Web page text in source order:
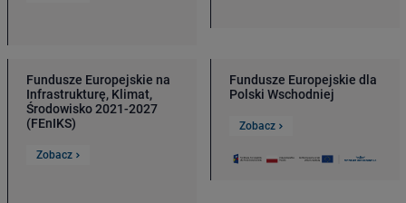
Fundusze Europejskie na
Infrastrukturę, Klimat,
Środowisko 2021-2027
(FEnIKS)
Zobacz
Fundusze Europejskie dla
Polski Wschodniej
Zobacz